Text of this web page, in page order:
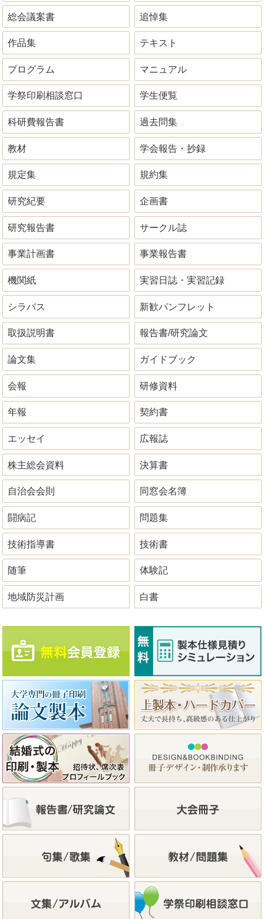
総会議案書 追悼集
作品集 テキスト
プログラム マニュアル
学祭印刷相談窓口 学生便覧
科研費報告書 過去問集
教材 学会報告・抄録
規定集 規約集
研究紀要 企画書
研究報告書 サークル誌
事業計画書 事業報告書
機関紙 実習日誌・実習記録
シラバス 新歓パンフレット
取扱説明書 報告書/研究論文
論文集 ガイドブック
会報 研修資料
年報 契約書
エッセイ 広報誌
株主総会資料 決算書
自治会会則 同窓会名簿
闘病記 問題集
技術指導書 技術書
随筆 体験記
地域防災計画 白書